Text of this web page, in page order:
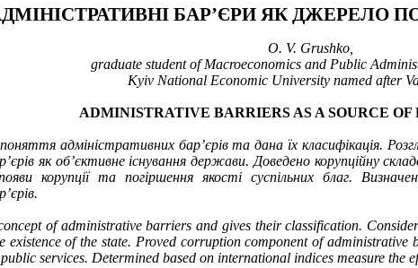
І БАР’ЄРИ ЯК ДЖЕРЕЛО
O. V. Grushko,
graduate studentof Macroeconomics and Public
Kyiv National Economic University named after
ADMINISTRATIVE BARRIERS AS A SOURCE
адміністративних бар’єрів та дана їх класифікація.
як об’єктивне існування держави. Доведено корупційну
корупції та погіршення якості суспільних благ.
of administrative barriers and gives their classification.
existence of the state. Proved corruption component of
services. Determined based on international indices measure the